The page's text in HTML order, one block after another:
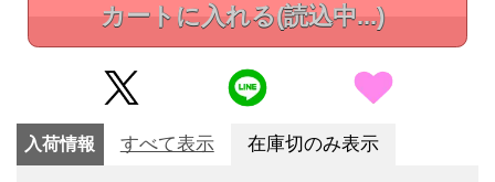
カートに入れる(読込中...)
入荷情報 すべて表示 在庫切のみ表示